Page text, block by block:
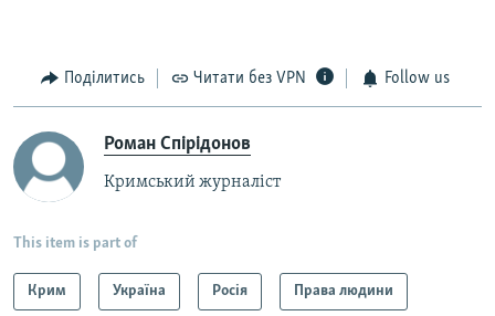
Поділитись Читати без VPN Follow us
Роман Спірідонов
Кримський журналіст
This item is part of
Крим Україна Росія Права людини